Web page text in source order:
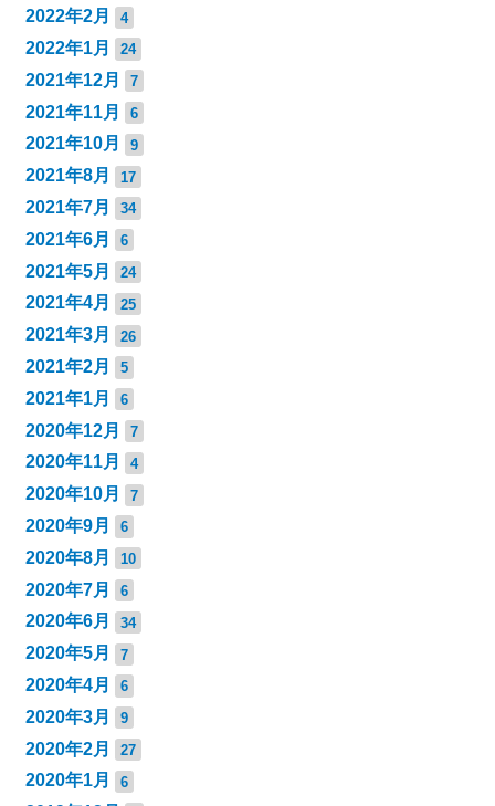
2022年2月 4
2022年1月 24
2021年12月 7
2021年11月 6
2021年10月 9
2021年8月 17
2021年7月 34
2021年6月 6
2021年5月 24
2021年4月 25
2021年3月 26
2021年2月 5
2021年1月 6
2020年12月 7
2020年11月 4
2020年10月 7
2020年9月 6
2020年8月 10
2020年7月 6
2020年6月 34
2020年5月 7
2020年4月 6
2020年3月 9
2020年2月 27
2020年1月 6